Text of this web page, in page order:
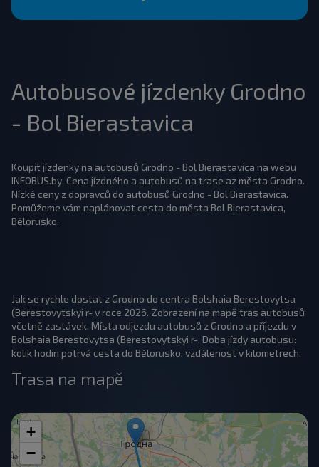
Autobusové jízdenky Grodno
- Bol Bierastavica
Koupit jízdenky na autobusů Grodno - Bol Bierastavica na webu
INFOBUS.by. Cena jízdného a autobusů na trase az města Grodno.
Nízké ceny z dopravců do autobusů Grodno - Bol Bierastavica.
Pomůžeme vám naplánovat cesta do města Bol Bierastavica,
Bělorusko.
Jak se rychle dostat z Grodno do centra Bolshaia Berestovytsa
(Berestovytskyi r- v roce 2026. Zobrazení na mapě tras autobusů
včetně zastávek. Místa odjezdu autobusů z Grodno a příjezdu v
Bolshaia Berestovytsa (Berestovytskyi r-. Doba jízdy autobusu:
kolik hodin potrvá cesta do Bělorusko, vzdálenost v kilometrech.
Trasa na mapě
+
−